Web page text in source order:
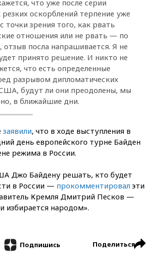
что уже после серии
оскорблений терпение уже
точки зрения того, как рвать
отношения или не рвать — по
отзыв посла напрашивается. Я не
принято решение. И никто не
что есть определенные
разрывом дипломатических
будут ли они преодолены, мы
в ближайшие дни.
заявили, что в ходе выступления в
день европейского турне Байден
режима в России.
Джо Байдену решать, кто будет
в России — прокомментировал эти
Кремля Дмитрий Песков —
избирается народом».
Подпишись Поделиться